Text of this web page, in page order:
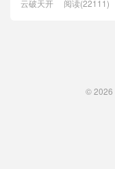
云破天开 阅读(22111)
© 2026